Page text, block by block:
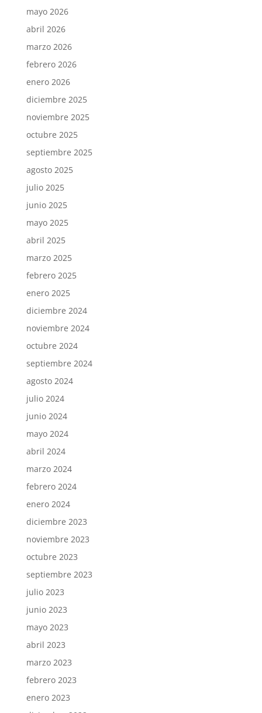
mayo 2026
abril 2026
marzo 2026
febrero 2026
enero 2026
diciembre 2025
noviembre 2025
octubre 2025
septiembre 2025
agosto 2025
julio 2025
junio 2025
mayo 2025
abril 2025
marzo 2025
febrero 2025
enero 2025
diciembre 2024
noviembre 2024
octubre 2024
septiembre 2024
agosto 2024
julio 2024
junio 2024
mayo 2024
abril 2024
marzo 2024
febrero 2024
enero 2024
diciembre 2023
noviembre 2023
octubre 2023
septiembre 2023
julio 2023
junio 2023
mayo 2023
abril 2023
marzo 2023
febrero 2023
enero 2023